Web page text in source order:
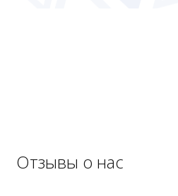
Отзывы о нас